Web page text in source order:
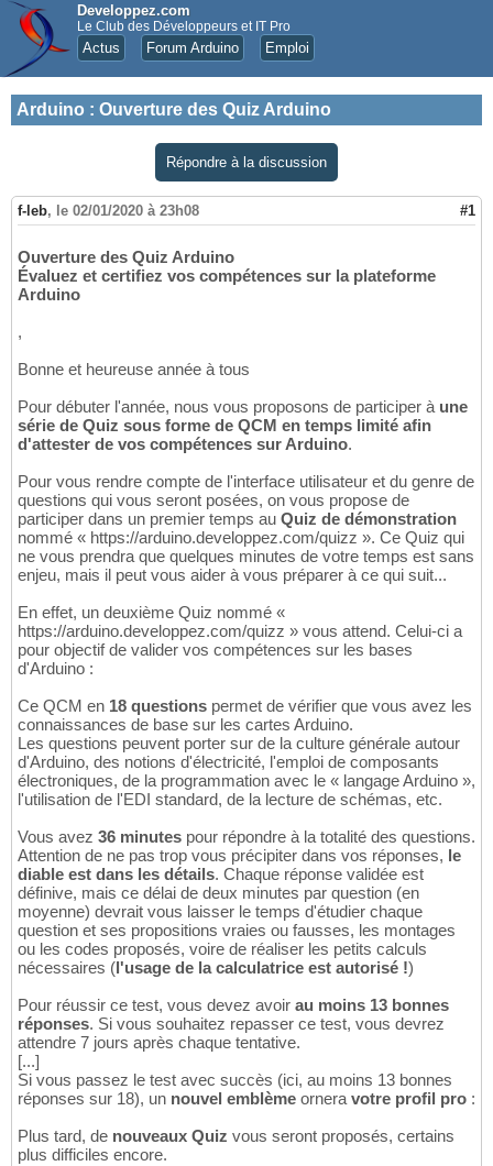
Developpez.com
Le Club des Développeurs et IT Pro
Actus Forum Arduino Emploi
Arduino : Ouverture des Quiz Arduino
Répondre à la discussion
f-leb, le 02/01/2020 à 23h08 #1
Ouverture des Quiz Arduino
Évaluez et certifiez vos compétences sur la plateforme
Arduino
,
Bonne et heureuse année à tous
Pour débuter l'année, nous vous proposons de participer à une
série de Quiz sous forme de QCM en temps limité afin
d'attester de vos compétences sur Arduino.
Pour vous rendre compte de l'interface utilisateur et du genre de
questions qui vous seront posées, on vous propose de
participer dans un premier temps au Quiz de démonstration
nommé « https://arduino.developpez.com/quizz ». Ce Quiz qui
ne vous prendra que quelques minutes de votre temps est sans
enjeu, mais il peut vous aider à vous préparer à ce qui suit...
En effet, un deuxième Quiz nommé «
https://arduino.developpez.com/quizz » vous attend. Celui-ci a
pour objectif de valider vos compétences sur les bases
d'Arduino :
Ce QCM en 18 questions permet de vérifier que vous avez les
connaissances de base sur les cartes Arduino.
Les questions peuvent porter sur de la culture générale autour
d'Arduino, des notions d'électricité, l'emploi de composants
électroniques, de la programmation avec le « langage Arduino »,
l'utilisation de l'EDI standard, de la lecture de schémas, etc.
Vous avez 36 minutes pour répondre à la totalité des questions.
Attention de ne pas trop vous précipiter dans vos réponses, le
diable est dans les détails. Chaque réponse validée est
définive, mais ce délai de deux minutes par question (en
moyenne) devrait vous laisser le temps d'étudier chaque
question et ses propositions vraies ou fausses, les montages
ou les codes proposés, voire de réaliser les petits calculs
nécessaires (l'usage de la calculatrice est autorisé !)
Pour réussir ce test, vous devez avoir au moins 13 bonnes
réponses. Si vous souhaitez repasser ce test, vous devrez
attendre 7 jours après chaque tentative.
[...]
Si vous passez le test avec succès (ici, au moins 13 bonnes
réponses sur 18), un nouvel emblème ornera votre profil pro :
Plus tard, de nouveaux Quiz vous seront proposés, certains
plus difficiles encore.